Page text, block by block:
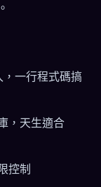
，一行程式碼搞
，天生適合
控制